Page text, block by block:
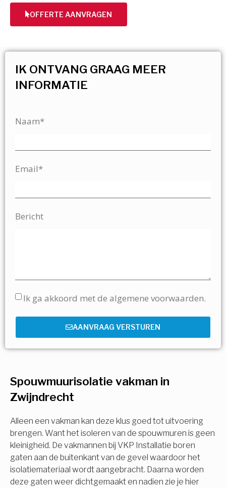
OFFERTE AANVRAGEN
Spouwmuurisolatie vakman in
Zwijndrecht
Alleen een vakman kan deze klus goed tot uitvoering
brengen. Want het isoleren van de spouwmuren is geen
kleinigheid. De vakmannen bij VKP Installatie boren
gaten aan de buitenkant van de gevel waardoor het
isolatiemateriaal wordt aangebracht. Daarna worden
deze gaten weer dichtgemaakt en nadien zie je hier
IK ONTVANG GRAAG MEER
INFORMATIE
Naam*
Email*
Bericht
Ik ga akkoord met de algemene voorwaarden.
AANVRAAG VERSTUREN